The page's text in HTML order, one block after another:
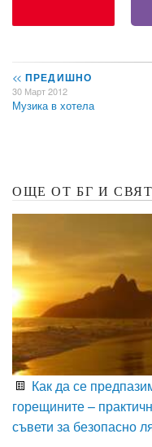
<< ПРЕДИШНО
30 Март 2012
Музика в хотела
ОЩЕ ОТ БГ И СВЯТ
Как да се
горещините –
съвети за безопасно